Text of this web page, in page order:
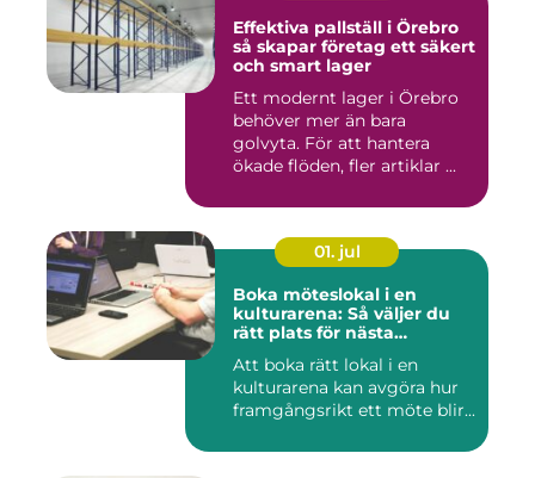
Effektiva pallställ i Örebro
så skapar företag ett säkert
och smart lager
Ett modernt lager i Örebro
behöver mer än bara
golvyta. För att hantera
ökade flöden, fler artiklar ...
01. jul
Boka möteslokal i en
kulturarena: Så väljer du
rätt plats för nästa
Att boka rätt lokal i en
kulturarena kan avgöra hur
framgångsrikt ett möte blir...